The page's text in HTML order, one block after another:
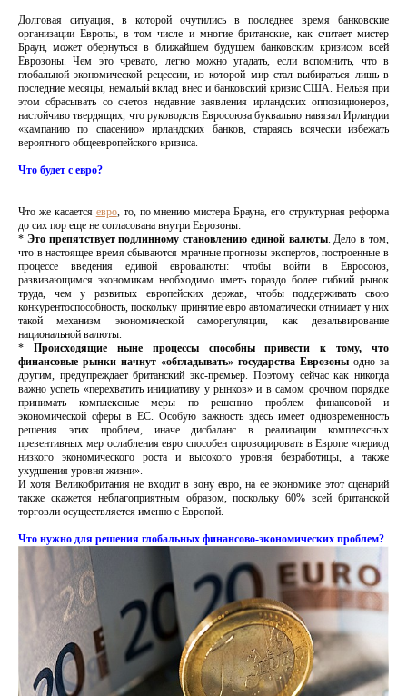
Долговая ситуация, в которой очутились в последнее время банковские
организации Европы, в том числе и многие британские, как считает мистер
Браун, может обернуться в ближайшем будущем банковским кризисом всей
Еврозоны. Чем это чревато, легко можно угадать, если вспомнить, что в
глобальной экономической рецессии, из которой мир стал выбираться лишь в
последние месяцы, немалый вклад внес и банковский кризис США. Нельзя при
этом сбрасывать со счетов недавние заявления ирландских оппозиционеров,
настойчиво твердящих, что руководств Евросоюза буквально навязал Ирландии
«кампанию по спасению» ирландских банков, стараясь всячески избежать
вероятного общеевропейского кризиса.
Что будет с евро?
Что же касается евро, то, по мнению мистера Брауна, его структурная реформа
до сих пор еще не согласована внутри Еврозоны:
* Это препятствует подлинному становлению единой валюты. Дело в том,
что в настоящее время сбываются мрачные прогнозы экспертов, построенные в
процессе введения единой евровалюты: чтобы войти в Евросоюз,
развивающимся экономикам необходимо иметь гораздо более гибкий рынок
труда, чем у развитых европейских держав, чтобы поддерживать свою
конкурентоспособность, поскольку принятие евро автоматически отнимает у них
такой механизм экономической саморегуляции, как девальвирование
национальной валюты.
* Происходящие ныне процессы способны привести к тому, что
финансовые рынки начнут «обгладывать» государства Еврозоны одно за
другим, предупреждает британский экс-премьер. Поэтому сейчас как никогда
важно успеть «перехватить инициативу у рынков» и в самом срочном порядке
принимать комплексные меры по решению проблем финансовой и
экономической сферы в ЕС. Особую важность здесь имеет одновременность
решения этих проблем, иначе дисбаланс в реализации комплексных
превентивных мер ослабления евро способен спровоцировать в Европе «период
низкого экономического роста и высокого уровня безработицы, а также
ухудшения уровня жизни».
И хотя Великобритания не входит в зону евро, на ее экономике этот сценарий
также скажется неблагоприятным образом, поскольку 60% всей британской
торговли осуществляется именно с Европой.
Что нужно для решения глобальных финансово-экономических проблем?